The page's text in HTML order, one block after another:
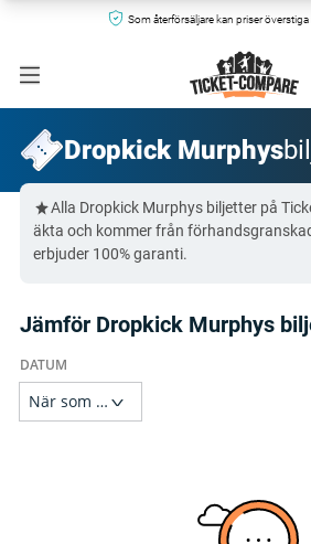
Som återförsäljare kan priser
Dropkick Murphys
Alla Dropkick Murphys biljetter på
äkta och kommer från
erbjuder 100% garanti.
Jämför Dropkick Murphys